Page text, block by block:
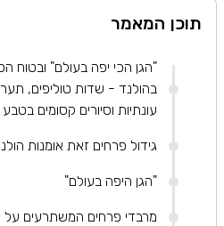
תוכן המאמר
"הגן הכי יפה בעולם" ובטוח
בהולנד - שדות טוליפים,
עונתיות וסיורים קסומים בטבע
גידול פרחים זאת אומנות
"הגן היפה בעולם"
מרבדי פרחים המשתרעים על